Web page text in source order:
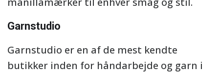
Garnstudio
Garnstudio er en af de mest kendte
butikker inden for håndarbejde og garn i